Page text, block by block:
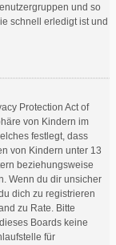
und so
schnell erledigt ist und
Protection Act of
von Kindern im
festlegt, dass
von Kindern unter 13
beziehungsweise
Wenn du dir unsicher
dich zu registrieren
zu Rate. Bitte
Boards keine
für